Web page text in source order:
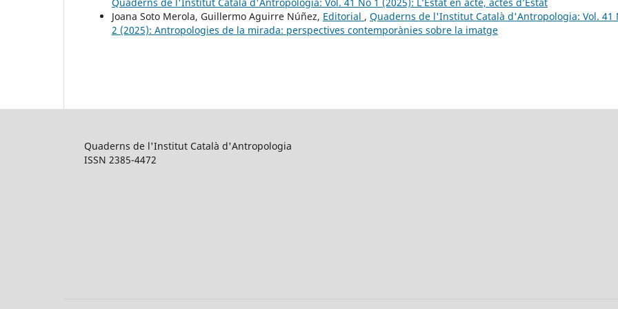
Joana Soto Merola, Guillermo Aguirre Núñez, Editorial , Quaderns de l'Institut Català d'Antropologia: Vol. 41
2 (2025): Antropologies de la mirada: perspectives contemporànies sobre la imatge
Quaderns de l'Institut Català d'Antropologia
ISSN 2385-4472